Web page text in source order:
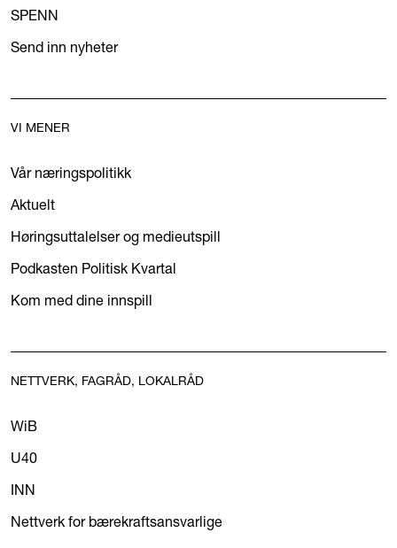
SPENN
Send inn nyheter
VI MENER
Vår næringspolitikk
Aktuelt
Høringsuttalelser og medieutspill
Podkasten Politisk Kvartal
Kom med dine innspill
NETTVERK, FAGRÅD, LOKALRÅD
WiB
U40
INN
Nettverk for bærekraftsansvarlige